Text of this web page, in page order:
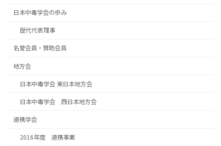
日本中毒学会の歩み
歴代代表理事
名誉会員・賛助会員
地方会
日本中毒学会 東日本地方会
日本中毒学会 西日本地方会
連携学会
2016年度 連携事業